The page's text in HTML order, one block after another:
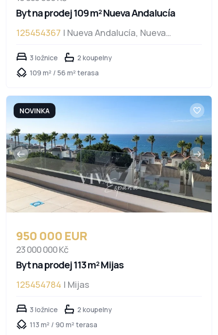
Byt na prodej 109 m² Nueva Andalucía
125454367 | Nueva Andalucía, Nueva
3 ložnice
2 koupelny
109 m² / 56 m² terasa
NOVINKA
950 000 EUR
23 000 000 Kč
Byt na prodej 113 m² Mijas
125454784 | Mijas
3 ložnice
2 koupelny
113 m² / 90 m² terasa